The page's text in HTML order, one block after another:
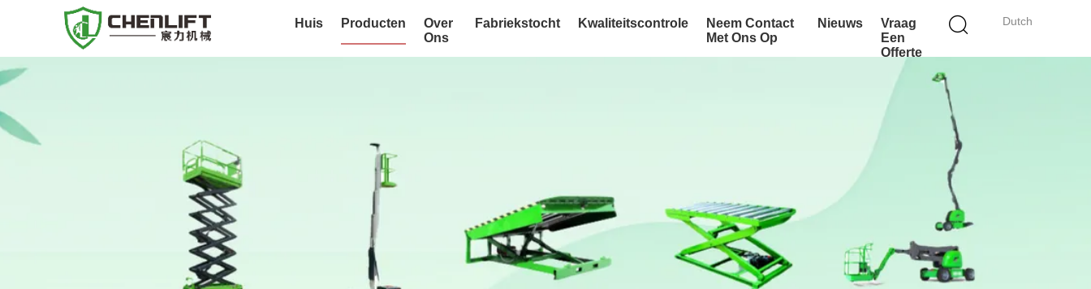
Dutch
Huis Producten
Over
Ons
Fabriekstocht Kwaliteitscontrole
Neem Contact
Met Ons Op
Nieuws
Vraag
Een
Offerte